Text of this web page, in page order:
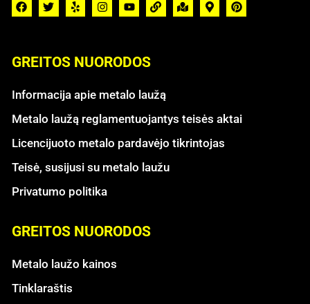
GREITOS NUORODOS
Informacija apie metalo laužą
Metalo laužą reglamentuojantys teisės aktai
Licencijuoto metalo pardavėjo tikrintojas
Teisė, susijusi su metalo laužu
Privatumo politika
GREITOS NUORODOS
Metalo laužo kainos
Tinklaraštis